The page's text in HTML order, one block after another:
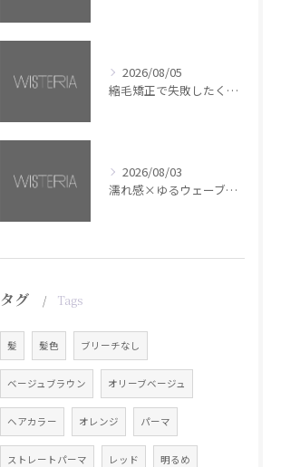
2026/08/05
縮毛矯正で失敗したくない方へ【銀座・美容室WISTERIA】
2026/08/03
濡れ感×ゆるウェーブミディアム【銀座・美容室WISTERIA】
タグ Tags
髪 髪色 ブリーチなし
ベージュブラウン オリーブベージュ
ヘアカラー オレンジ パーマ
ストレートパーマ レッド 明るめ